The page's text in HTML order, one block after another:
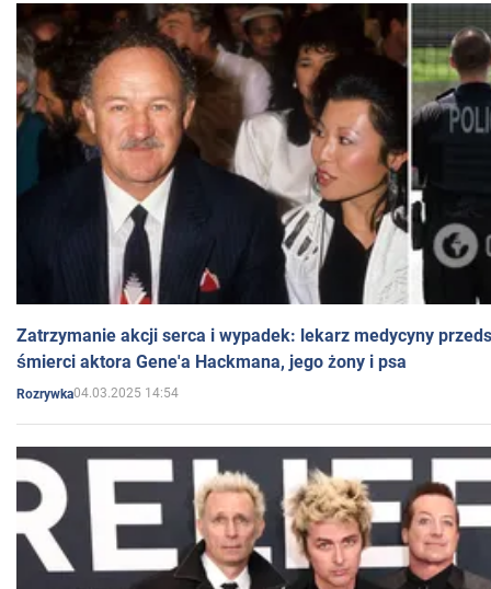
Zatrzymanie akcji serca i wypadek: lekarz medycyny
śmierci aktora Gene'a Hackmana, jego żony i psa
Rozrywka04.03.2025 14:54